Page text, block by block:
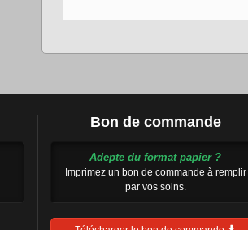
Bon de commande
Adepte du format papier ?
Imprimez un bon de commande à remplir
par vos soins.